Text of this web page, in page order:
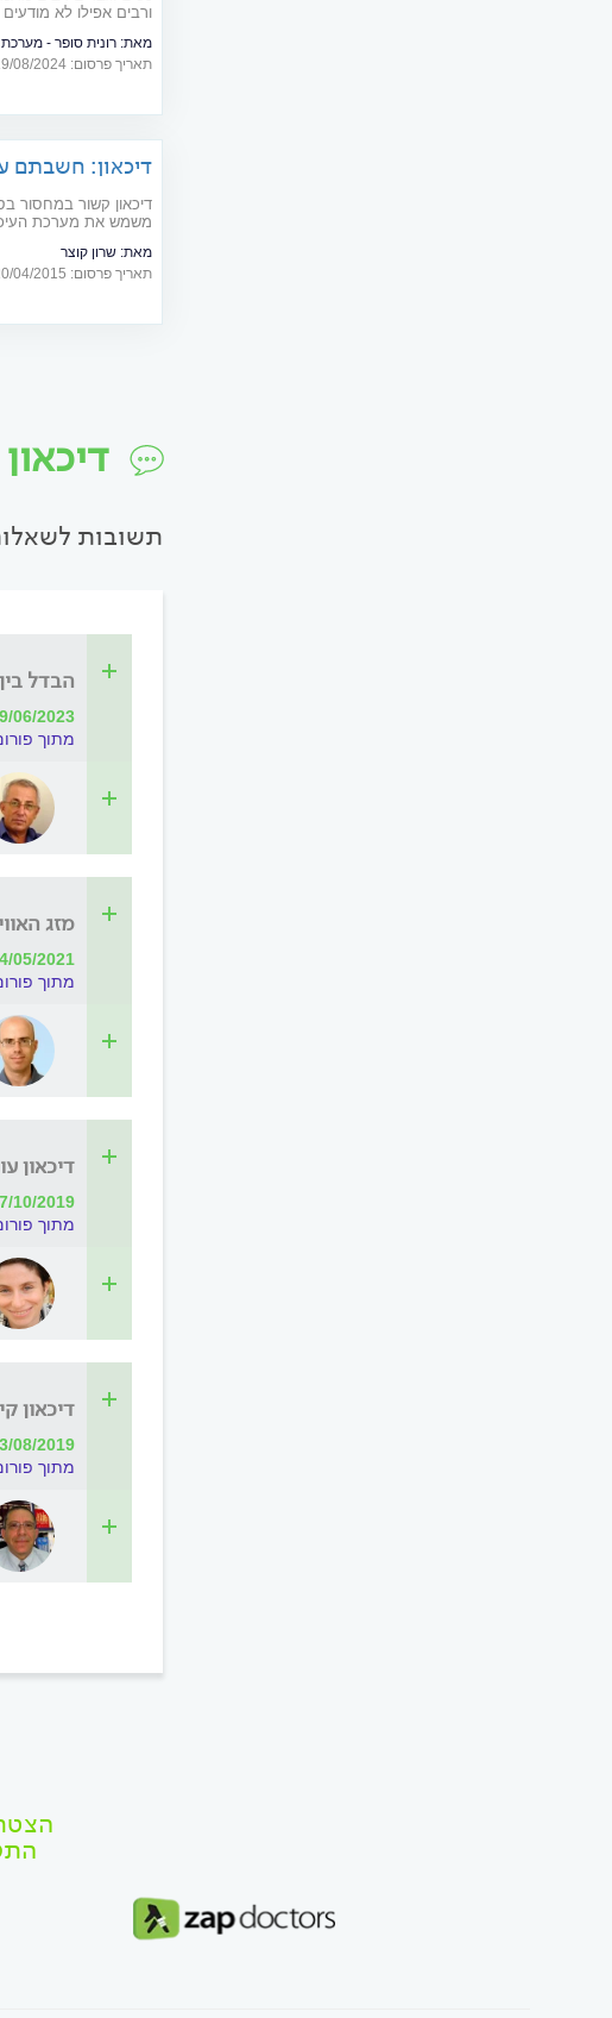
ורבים אפילו לא
מאת: רונית סופר -
תאריך פרסום: 19/08/2024
דיכאון: חשבתם
משמש את מערכת
מאת: שרון קוצר
תאריך פרסום: 20/04/2015
תשובות
הבדל
09/06/2023 | 21:20 |
מתוך
מזג
04/05/2021 | 12:45 |
מתוך
דיכאון
27/10/2019 | 17:05 | מאת:
מתוך
דיכאון
13/08/2019 | 23:19 | מאת:
מתוך